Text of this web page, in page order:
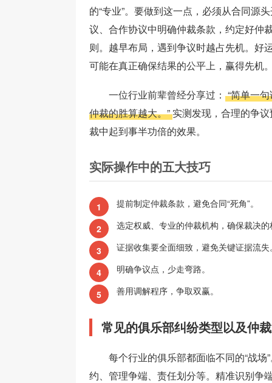
的“专业”。要做到这一点，必须从合同源
议、合作协议中明确仲裁条款，约定好仲
则。越早布局，遇到争议时越占先机。好
可能在真正确保结果的公平上，赢得先机
一位行业前辈曾经分享过： “简单一
仲裁的胜算越大。” 实测发现，合理的争
裁中起到事半功倍的效果。
实际操作中的五大技巧
1 提前制定仲裁条款，避免合同“死角”。
2 选定权威、专业的仲裁机构，确保裁决
3 证据收集要全面细致，避免关键证据流失
4 明确争议点，少走弯路。
5 善用调解程序，争取双赢。
常见的俱乐部纠纷类型以及仲
每个行业的俱乐部都面临不同的“战场
约、管理争端、责任划分等。精准识别争